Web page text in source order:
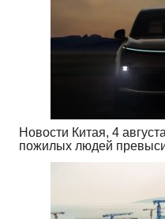
Новости Китая, 4
пожилых людей